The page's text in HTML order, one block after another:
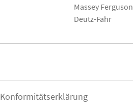
Massey Ferguson
Deutz-Fahr
Konformitätserklärung